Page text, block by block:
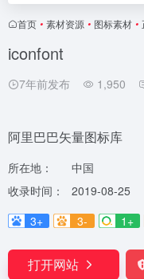
首页 • 素材资源 • 图标素材 •
iconfont
7年前发布 1,950
阿里巴巴矢量图标库
所在地：
中国
收录时间：
2019-08-25
3+
3- 1+
打开网站